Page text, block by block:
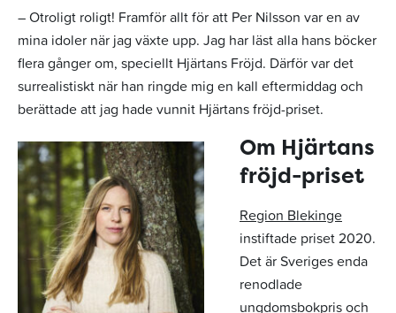
– Otroligt roligt! Framför allt för att Per Nilsson var en av
mina idoler när jag växte upp. Jag har läst alla hans böcker
flera gånger om, speciellt Hjärtans Fröjd. Därför var det
surrealistiskt när han ringde mig en kall eftermiddag och
berättade att jag hade vunnit Hjärtans fröjd-priset.
Om Hjärtans
fröjd-priset
Region Blekinge
instiftade priset 2020.
Det är Sveriges enda
renodlade
ungdomsbokpris och